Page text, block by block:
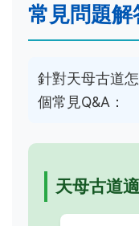
常見問題解
針對天母古道
個常見Q&A：
天母古道